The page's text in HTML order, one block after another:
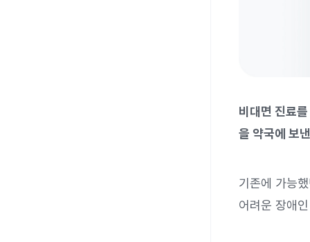
비대면 진료
을 약국에 보
기존에 가능
어려운 장애